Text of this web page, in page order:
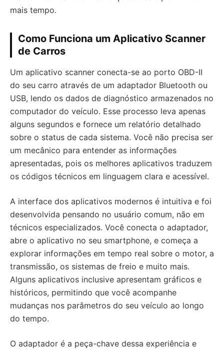
mais tempo.
Como Funciona um Aplicativo Scanner
de Carros
Um aplicativo scanner conecta-se ao porto OBD-II
do seu carro através de um adaptador Bluetooth ou
USB, lendo os dados de diagnóstico armazenados no
computador do veículo. Esse processo leva apenas
alguns segundos e fornece um relatório detalhado
sobre o status de cada sistema. Você não precisa ser
um mecânico para entender as informações
apresentadas, pois os melhores aplicativos traduzem
os códigos técnicos em linguagem clara e acessível.
A interface dos aplicativos modernos é intuitiva e foi
desenvolvida pensando no usuário comum, não em
técnicos especializados. Você conecta o adaptador,
abre o aplicativo no seu smartphone, e começa a
explorar informações em tempo real sobre o motor, a
transmissão, os sistemas de freio e muito mais.
Alguns aplicativos inclusive apresentam gráficos e
históricos, permitindo que você acompanhe
mudanças nos parâmetros do seu veículo ao longo
do tempo.
O adaptador é a peça-chave dessa experiência e